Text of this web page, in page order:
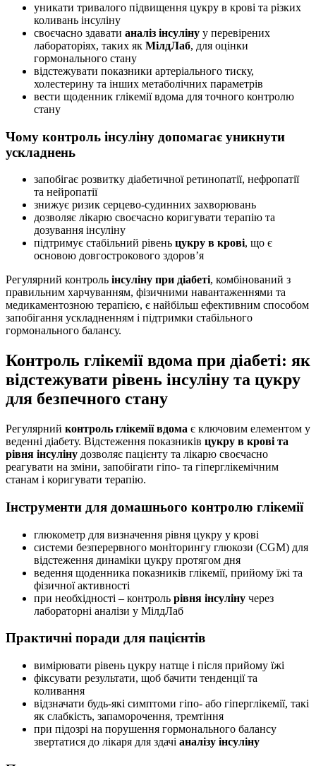
уникати тривалого підвищення цукру в крові та різких
коливань інсуліну
своєчасно здавати аналіз інсуліну у перевірених
лабораторіях, таких як МілдЛаб, для оцінки
гормонального стану
відстежувати показники артеріального тиску,
холестерину та інших метаболічних параметрів
вести щоденник глікемії вдома для точного контролю
стану
Чому контроль інсуліну допомагає уникнути
ускладнень
запобігає розвитку діабетичної ретинопатії, нефропатії
та нейропатії
знижує ризик серцево-судинних захворювань
дозволяє лікарю своєчасно коригувати терапію та
дозування інсуліну
підтримує стабільний рівень цукру в крові, що є
основою довгострокового здоров’я
Регулярний контроль інсуліну при діабеті, комбінований з
правильним харчуванням, фізичними навантаженнями та
медикаментозною терапією, є найбільш ефективним способом
запобігання ускладненням і підтримки стабільного
гормонального балансу.
Контроль глікемії вдома при діабеті: як
відстежувати рівень інсуліну та цукру
для безпечного стану
Регулярний контроль глікемії вдома є ключовим елементом у
веденні діабету. Відстеження показників цукру в крові та
рівня інсуліну дозволяє пацієнту та лікарю своєчасно
реагувати на зміни, запобігати гіпо- та гіперглікемічним
станам і коригувати терапію.
Інструменти для домашнього контролю глікемії
глюкометр для визначення рівня цукру у крові
системи безперервного моніторингу глюкози (CGM) для
відстеження динаміки цукру протягом дня
ведення щоденника показників глікемії, прийому їжі та
фізичної активності
при необхідності – контроль рівня інсуліну через
лабораторні аналізи у МілдЛаб
Практичні поради для пацієнтів
вимірювати рівень цукру натще і після прийому їжі
фіксувати результати, щоб бачити тенденції та
коливання
відзначати будь-які симптоми гіпо- або гіперглікемії, такі
як слабкість, запаморочення, тремтіння
при підозрі на порушення гормонального балансу
звертатися до лікаря для здачі аналізу інсуліну